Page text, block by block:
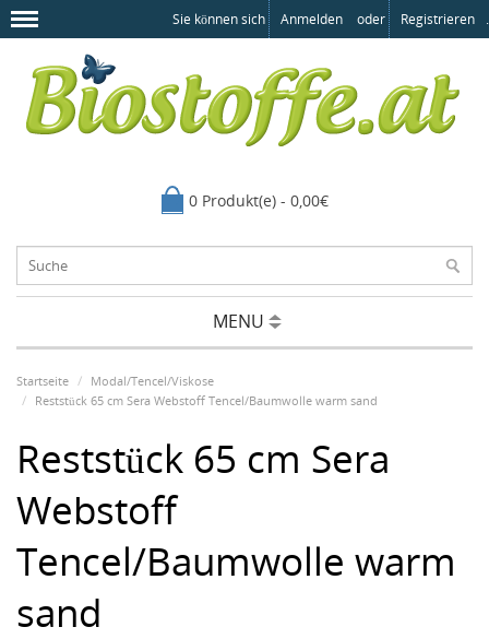
Sie können sich Anmelden oder Registrieren .
0 Produkt(e) - 0,00€
MENU
Startseite
Modal/Tencel/Viskose
Reststück 65 cm Sera Webstoff Tencel/Baumwolle warm sand
Reststück 65 cm Sera
Webstoff
Tencel/Baumwolle warm
sand